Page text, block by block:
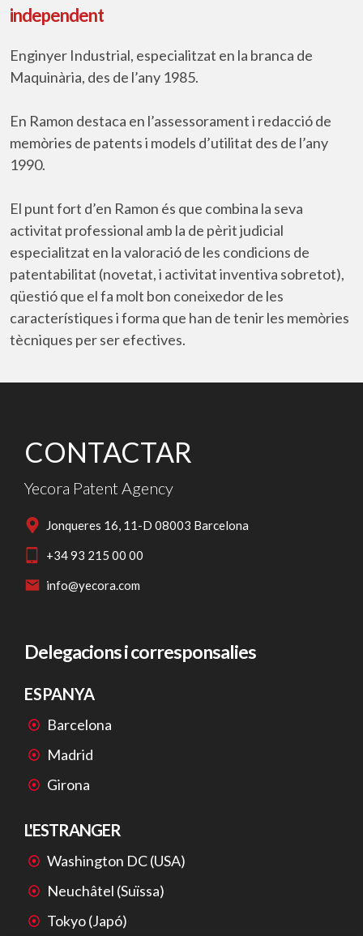
independent
Enginyer Industrial, especialitzat en la branca de
Maquinària, des de l’any 1985.
En Ramon destaca en l’assessorament i redacció de
memòries de patents i models d’utilitat des de l’any
1990.
El punt fort d’en Ramon és que combina la seva
activitat professional amb la de pèrit judicial
especialitzat en la valoració de les condicions de
patentabilitat (novetat, i activitat inventiva sobretot),
qüestió que el fa molt bon coneixedor de les
característiques i forma que han de tenir les memòries
tècniques per ser efectives.
CONTACTAR
Yecora Patent Agency
Jonqueres 16, 11-D 08003 Barcelona
+34 93 215 00 00
info@yecora.com
Delegacions i corresponsalies
ESPANYA
Barcelona
Madrid
Girona
L'ESTRANGER
Washington DC (USA)
Neuchâtel (Suïssa)
Tokyo (Japó)